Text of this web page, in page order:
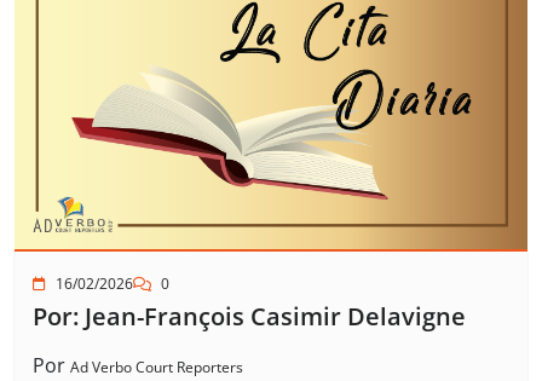
16/02/2026 0
Por: Jean-François Casimir Delavigne
Por Ad Verbo Court Reporters